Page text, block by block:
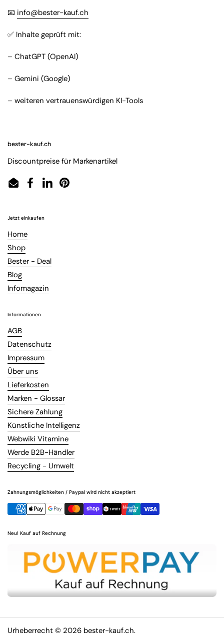
📧 info@bester-kauf.ch
✅ Inhalte geprüft mit:
– ChatGPT (OpenAI)
– Gemini (Google)
– weiteren vertrauenswürdigen KI-Tools
bester-kauf.ch
Discountpreise für Markenartikel
EmailFacebook
LinkedInPinterest
Jetzt einkaufen
Home
Shop
Bester - Deal
Blog
Infomagazin
Informationen
AGB
Datenschutz
Impressum
Über uns
Lieferkosten
Marken - Glossar
Sichere Zahlung
Künstliche Intelligenz
Webwiki Vitamine
Werde B2B-Händler
Recycling - Umwelt
Zahnungsmöglichkeiten / Paypal wird nicht akzeptiert
Neu! Kauf auf Rechnung
Urheberrecht © 2026 bester-kauf.ch.